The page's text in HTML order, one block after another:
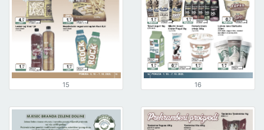
15 16